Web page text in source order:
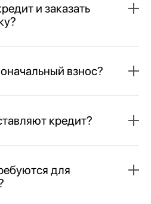
и заказать
взнос?
кредит?
для